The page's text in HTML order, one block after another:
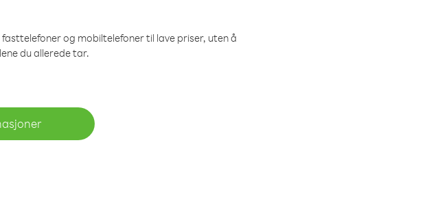
og mobiltelefoner til lave priser, uten å
du allerede tar.